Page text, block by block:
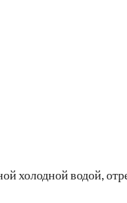
холодной водой,